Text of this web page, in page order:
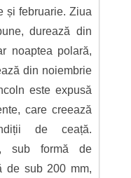
și februarie. Ziua
durează din
noaptea polară,
din noiembrie
este expusă
care creează
de ceață.
sub formă de
de sub 200 mm,